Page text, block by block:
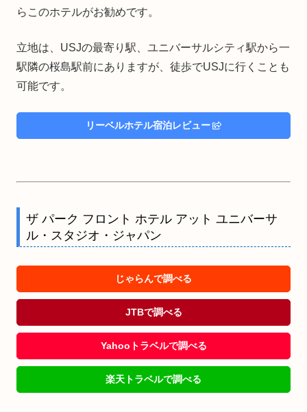
らこのホテルがお勧めです。
立地は、USJの最寄り駅、ユニバーサルシティ駅から一
駅隣の桜島駅前にありますが、徒歩でUSJに行くことも
可能です。
リーベルホテル宿泊レビュー
ザ パーク フロント ホテル アット ユニバーサ
ル・スタジオ・ジャパン
じゃらんで調べる
JTBで調べる
Yahooトラベルで調べる
楽天トラベルで調べる